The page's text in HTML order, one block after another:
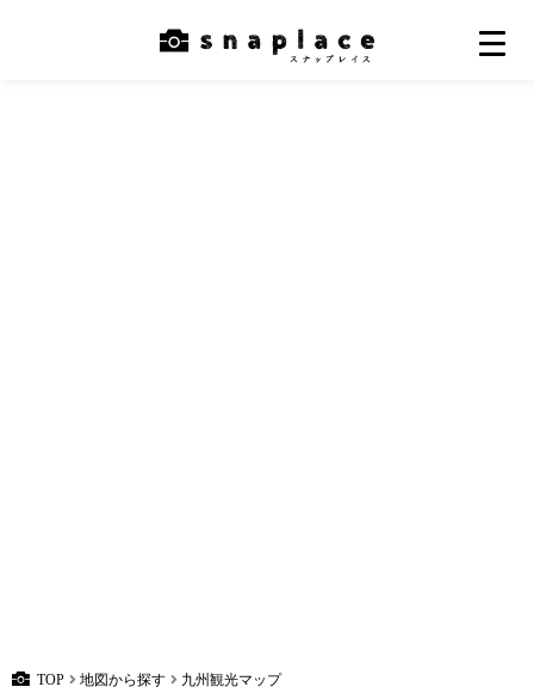
TOP 地図から探す 九州観光マップ